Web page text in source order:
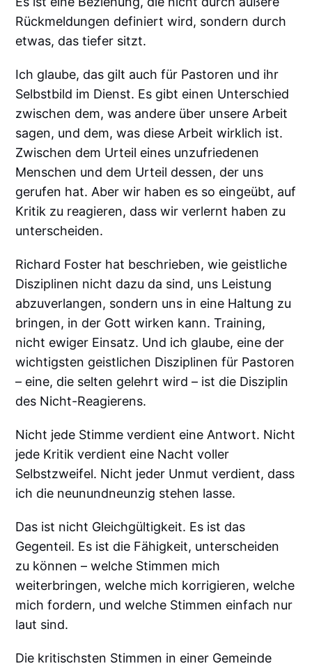
Rückmeldungen definiert wird, sondern durch
etwas, das tiefer sitzt.
Ich glaube, das gilt auch für Pastoren und ihr
Selbstbild im Dienst. Es gibt einen Unterschied
zwischen dem, was andere über unsere Arbeit
sagen, und dem, was diese Arbeit wirklich ist.
Zwischen dem Urteil eines unzufriedenen
Menschen und dem Urteil dessen, der uns
gerufen hat. Aber wir haben es so eingeübt, auf
Kritik zu reagieren, dass wir verlernt haben zu
unterscheiden.
Richard Foster hat beschrieben, wie geistliche
Disziplinen nicht dazu da sind, uns Leistung
abzuverlangen, sondern uns in eine Haltung zu
bringen, in der Gott wirken kann. Training,
nicht ewiger Einsatz. Und ich glaube, eine der
wichtigsten geistlichen Disziplinen für Pastoren
– eine, die selten gelehrt wird – ist die Disziplin
des Nicht-Reagierens.
Nicht jede Stimme verdient eine Antwort. Nicht
jede Kritik verdient eine Nacht voller
Selbstzweifel. Nicht jeder Unmut verdient, dass
ich die neunundneunzig stehen lasse.
Das ist nicht Gleichgültigkeit. Es ist das
Gegenteil. Es ist die Fähigkeit, unterscheiden
zu können – welche Stimmen mich
weiterbringen, welche mich korrigieren, welche
mich fordern, und welche Stimmen einfach nur
laut sind.
Die kritischsten Stimmen in einer Gemeinde